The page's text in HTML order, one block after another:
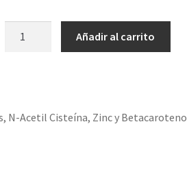
Añadir al carrito
N-Acetil Cisteína, Zinc y Betacaroteno